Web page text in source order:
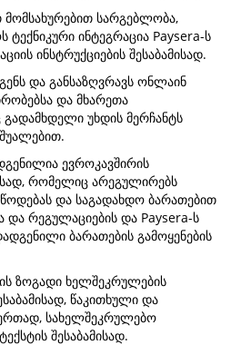
სარგებლობა,
ტექნიკური ინტეგრაცია Paysera-ს
ინსტრუქციების შესაბამისად.
და განსაზღვრავს ონლაინ
და მხარეთა
უხდის მერჩანტს
ევროკავშირის
რომელიც არეგულირებს
და საგადახდო ბარათებით
და რეგულაციების და Paysera-ს
ბარათების გამოყენების
ზოგადი ხელშეკრულების
წაკითხული და
სახელშეკრულებო
შესაბამისად.